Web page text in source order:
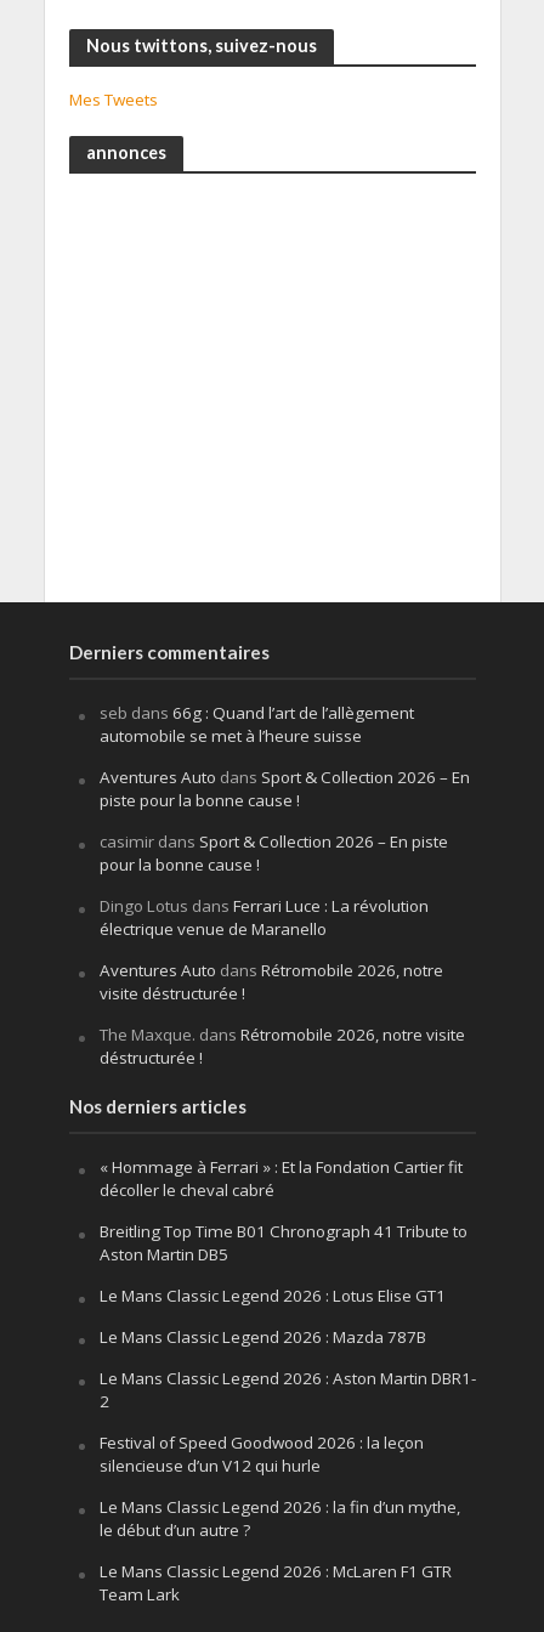
Nous twittons, suivez-nous
Mes Tweets
annonces
Derniers commentaires
seb dans 66g : Quand l’art de l’allègement
automobile se met à l’heure suisse
Aventures Auto dans Sport & Collection 2026 – En
piste pour la bonne cause !
casimirdans Sport & Collection 2026 – En piste
pour la bonne cause !
Dingo Lotus dans Ferrari Luce : La révolution
électrique venue de Maranello
Aventures Auto dans Rétromobile 2026, notre
visite déstructurée !
The Maxque. dans Rétromobile 2026, notre visite
déstructurée !
Nos derniers articles
« Hommage à Ferrari » : Et la Fondation Cartier fit
décoller le cheval cabré
Breitling Top Time B01 Chronograph 41 Tribute to
Aston Martin DB5
Le Mans Classic Legend 2026 : Lotus Elise GT1
Le Mans Classic Legend 2026 : Mazda 787B
Le Mans Classic Legend 2026 : Aston Martin DBR1-
2
Festival of Speed Goodwood 2026 : la leçon
silencieuse d’un V12 qui hurle
Le Mans Classic Legend 2026 : la fin d’un mythe,
le début d’un autre ?
Le Mans Classic Legend 2026 : McLaren F1 GTR
Team Lark